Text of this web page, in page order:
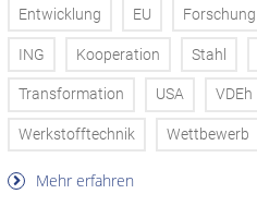
Entwicklung EU Forschung
ING Kooperation Stahl
Transformation USA VDEh
Werkstofftechnik Wettbewerb
Mehr erfahren